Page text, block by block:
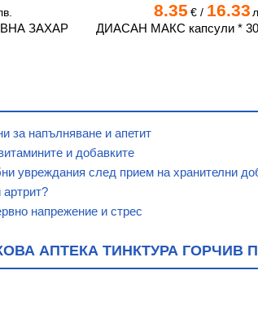
ЗАХАР
8.35 €/ 16.33
ДИАСАН МАКС капсули *
за напълняване и апетит
и добавките
увреждания след прием на хранителни
напрежение и стрес
АПТЕКА ТИНКТУРА ГОРЧИВ